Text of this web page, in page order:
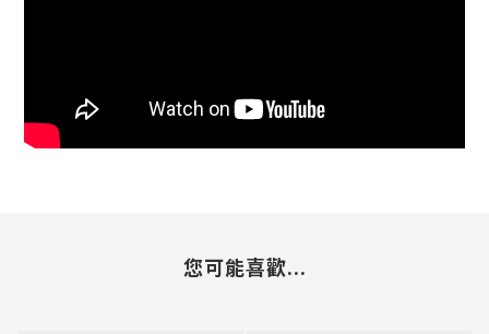
您可能喜歡...